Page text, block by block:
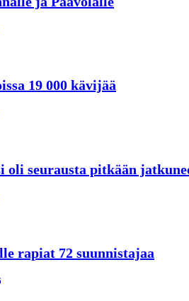
19 000 kävijää
oli seurausta pitkään
rapiat 72 suunnistajaa